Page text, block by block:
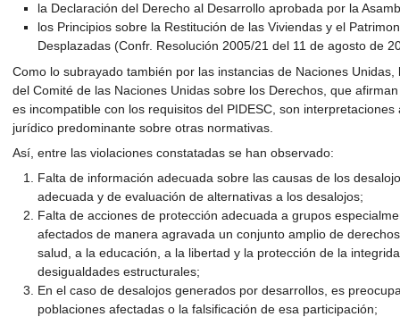
la Declaración del Derecho al Desarrollo aprobada por la
los Principios sobre la Restitución de las Viviendas y el
Desplazadas (Confr. Resolución 2005/21 del 11 de agosto de
Como lo subrayado también por las instancias de Naciones
del Comité de las Naciones Unidas sobre los Derechos, que
es incompatible con los requisitos del PIDESC, son
jurídico predominante sobre otras normativas.
Así, entre las violaciones constatadas se han observado:
Falta de información adecuada sobre las causas de los
adecuada y de evaluación de alternativas a los desalojos;
Falta de acciones de protección adecuada a grupos
afectados de manera agravada un conjunto amplio de
salud, a la educación, a la libertad y la protección de la
desigualdades estructurales;
En el caso de desalojos generados por desarrollos, es
poblaciones afectadas o la falsificación de esa participación;